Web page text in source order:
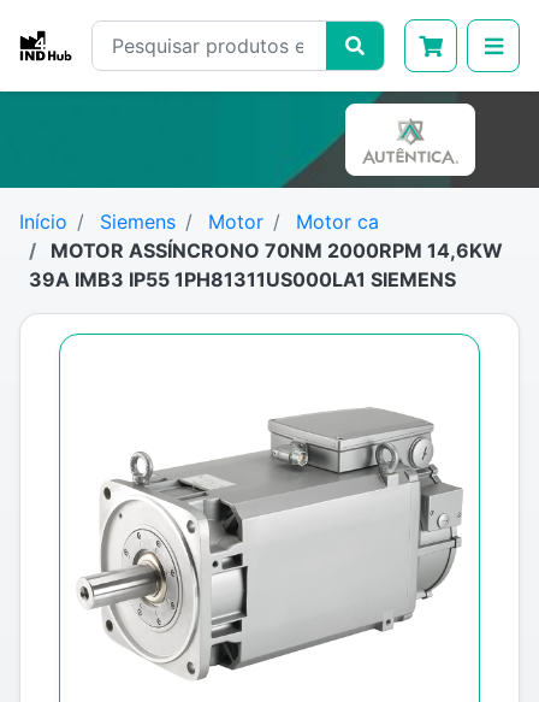
Início Siemens Motor
Motor ca
MOTOR ASSÍNCRONO 70NM 2000RPM 14,6KW
39A IMB3 IP55 1PH81311US000LA1 SIEMENS